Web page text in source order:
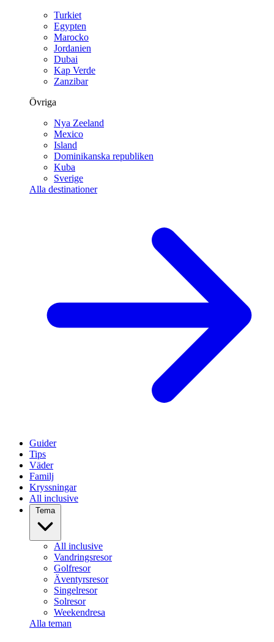
Turkiet
Egypten
Marocko
Jordanien
Dubai
Kap Verde
Zanzibar
Övriga
Nya Zeeland
Mexico
Island
Dominikanska republiken
Kuba
Sverige
Alla destinationer
Guider
Tips
Väder
Familj
Kryssningar
All inclusive
Tema
All inclusive
Vandringsresor
Golfresor
Äventyrsresor
Singelresor
Solresor
Weekendresa
Alla teman